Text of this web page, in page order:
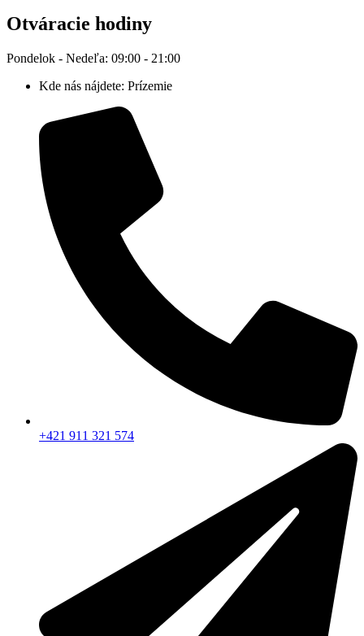
Otváracie hodiny
Pondelok - Nedeľa: 09:00 - 21:00
Kde nás nájdete: Prízemie
+421 911 321 574